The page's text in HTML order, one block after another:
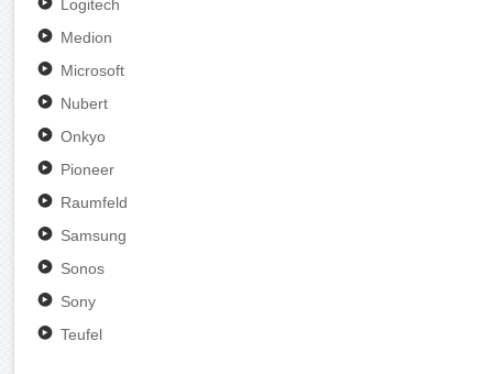
Logitech
Medion
Microsoft
Nubert
Onkyo
Pioneer
Raumfeld
Samsung
Sonos
Sony
Teufel